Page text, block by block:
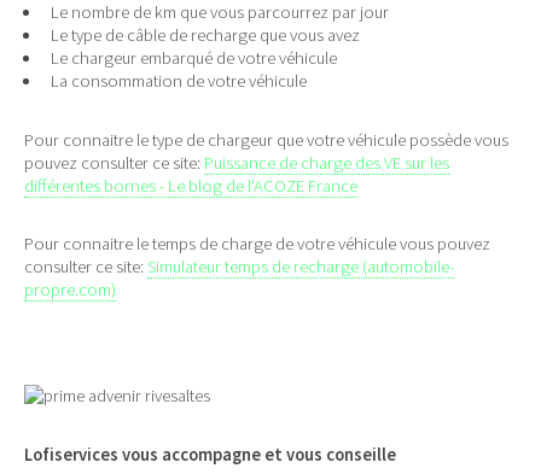
Le nombre de km que vous parcourrez par jour
Le type de câble de recharge que vous avez
Le chargeur embarqué de votre véhicule
La consommation de votre véhicule
Pour connaitre le type de chargeur que votre véhicule possède vous
pouvez consulter ce site: Puissance de charge des VE sur les
différentes bornes - Le blog de l'ACOZE France
Pour connaitre le temps de charge de votre véhicule vous pouvez
consulter ce site: Simulateur temps de recharge (automobile-
propre.com)
Lofiservices vous accompagne et vous conseille